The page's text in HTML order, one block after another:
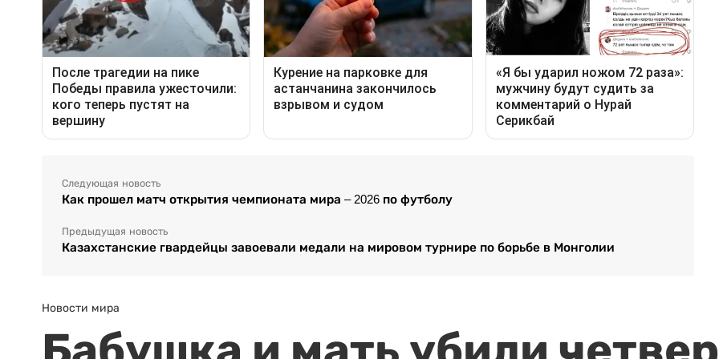
Следующая новость
Как прошел матч открытия чемпионата мира – 2026 по футболу
Предыдущая новость
Казахстанские гвардейцы завоевали медали на мировом турнире по борьбе в Монголии
Новости мира